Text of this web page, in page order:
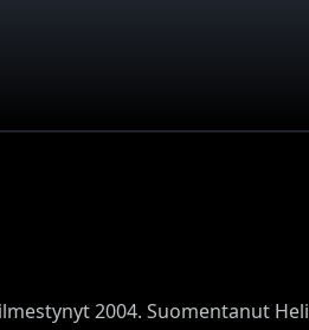
2004. Suomentanut